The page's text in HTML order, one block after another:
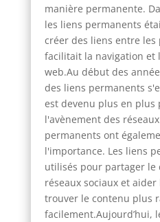
manière permanente.
les liens permanents
créer des liens entre les
facilitait la navigation et
web.Au début des
des liens permanents
est devenu plus en plus
l'avènement des
permanents ont
l'importance. Les liens
utilisés pour partager le
réseaux sociaux et
trouver le contenu plus
facilement.Aujourd’hui,